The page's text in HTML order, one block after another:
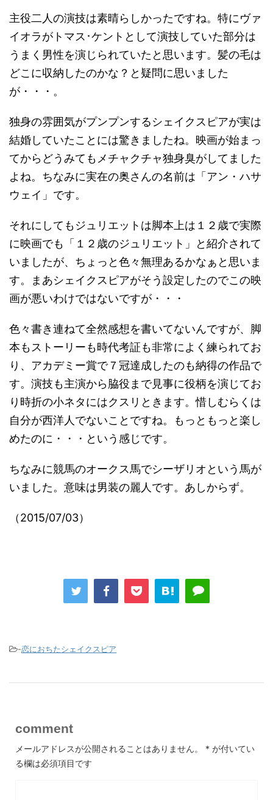
主役二人の演技は素晴らしかったですね。特にヴァ
イオラがトマス･ケントとして演技していた部分は
うまく男性を演じられていたと思います。髪の毛は
どこに収納したのかな？と疑問に思いました
が・・・。
独身の雰囲気がプンプンするシェイクスピアが実は
結婚していたことには驚きましたね。映画が始まっ
てからどうみてもメチャクチャ独身臭がしてました
よね。ちなみに実在の奥さんの名前は「アン・ハサ
ウェイ」です。
それにしてもジュリエットは脚本上は１２歳で実際
に映画でも「１２歳のジュリエット」と紹介されて
いましたが、ちょっと色々無理あるかなぁと思いま
す。まあシェイクスピアがそう設定したのでこの映
画が悪いわけではないですが・・・
色々書き連ねて全然感想を書いてないんですが、脚
本もストーリーも時代考証も非常によく練られてお
り、アカデミー賞で７冠達成したのも納得の作品で
す。演技も主演から脇役まで見事に役柄を演じてお
り時折の小ネタにはクスリときます。惜しむらくは
自分が西洋人でないことですね。もっともっと楽し
めたのに・・・という感じです。
ちなみに競馬のオークス馬でシーザリオという馬が
いました。意味は男装の麗人です。あしからず。
（2015/07/03）
-恋におちたシェイクスピア
comment
メールアドレスが公開されることはありません。 * が付いてい
る欄は必須項目です